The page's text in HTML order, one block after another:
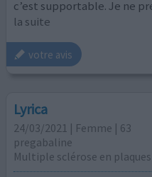
c’est supportable. Je ne
la suite
votre avis
Lyrica
24/03/2021 | Femme | 63
pregabaline
Multiple sclérose en plaques